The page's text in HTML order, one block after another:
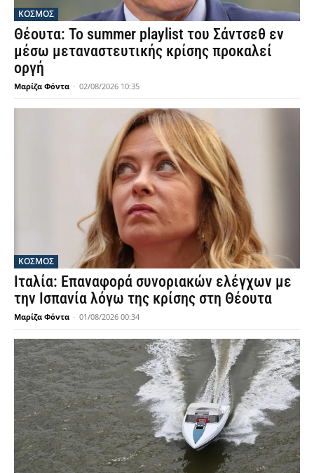
ΚΟΣΜΟΣ
Θέουτα: Το summer playlist του Σάντσεθ εν
μέσω μεταναστευτικής κρίσης προκαλεί
οργή
Μαρίζα Φόντα - 02/08/2026 10:35
ΚΟΣΜΟΣ
Ιταλία: Επαναφορά συνοριακών ελέγχων με
την Ισπανία λόγω της κρίσης στη Θέουτα
Μαρίζα Φόντα - 01/08/2026 00:34